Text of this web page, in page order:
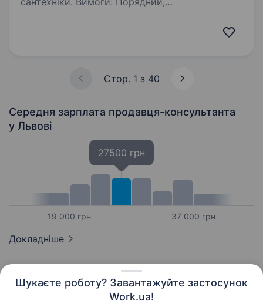
Шукаєте роботу? Завантажуйте застосунок
Work.ua!
сантехніки, що хоче розвиватись в данному
Стор. 1 з 40
Середня зарплата продавця-консультанта
у Львові
19 000 грн
27500 грн
37 000 грн
Докладніше